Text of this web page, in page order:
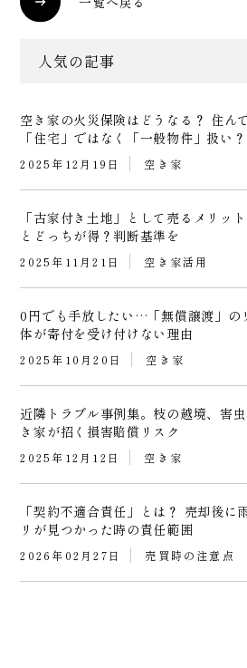
人気の記事
空き家の火災保険はどうなる？ 住ん
「住宅」ではなく「一般物件」扱い？
2025年12月19日 空き家
「古家付き土地」として売るメリッ
とどっちが得？判断基準を
2025年11月21日 空き家活用
0円でも手放したい…「無償譲渡」の
体が寄付を受け付けない理由
2025年10月20日 空き家
近隣トラブル事例集。枝の越境、害
き家が招く損害賠償リスク
2025年12月12日 空き家
「契約不適合責任」とは？ 売却後に
リが見つかった時の責任範囲
2026年02月27日 売買時の注意点